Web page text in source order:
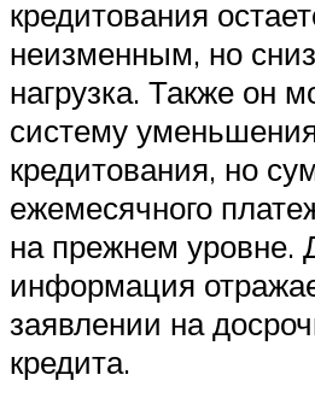
кредитования
неизменным, но
нагрузка. Также он
систему
кредитования, но
ежемесячного
на прежнем уровне.
информация
заявлении на
кредита.